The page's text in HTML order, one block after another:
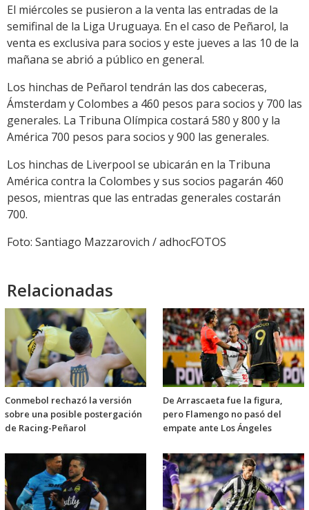
Link
El miércoles se pusieron a la venta las entradas de la
semifinal de la Liga Uruguaya. En el caso de Peñarol, la
venta es exclusiva para socios y este jueves a las 10 de la
mañana se abrió a público en general.
Los hinchas de Peñarol tendrán las dos cabeceras,
Ámsterdam y Colombes a 460 pesos para socios y 700 las
generales. La Tribuna Olímpica costará 580 y 800 y la
América 700 pesos para socios y 900 las generales.
Los hinchas de Liverpool se ubicarán en la Tribuna
América contra la Colombes y sus socios pagarán 460
pesos, mientras que las entradas generales costarán
700.
Foto: Santiago Mazzarovich / adhocFOTOS
Relacionadas
Conmebol rechazó la versión
sobre una posible postergación
de Racing-Peñarol
De Arrascaeta fue la figura,
pero Flamengo no pasó del
empate ante Los Ángeles